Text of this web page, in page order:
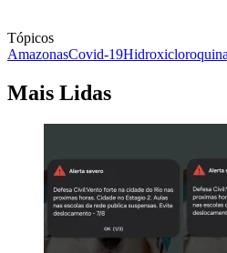
Tópicos
AmazonasCovid-19Hidroxicloroquina
Mais Lidas